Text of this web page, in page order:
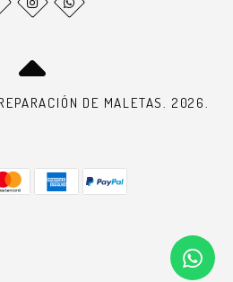
DE MALETAS. 2026.